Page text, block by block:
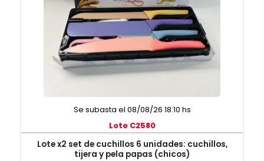
Se subasta el 08/08/26 18:10 hs
Lote C2580
Lote x2 set de cuchillos 6 unidades: cuchillos,
tijera y pela papas (chicos)